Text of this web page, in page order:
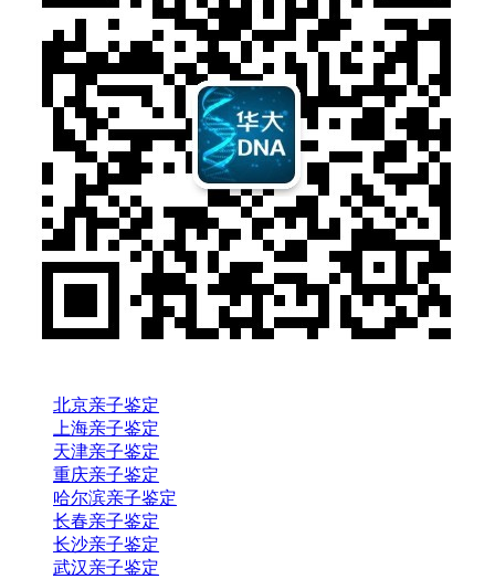
北京亲子鉴定
上海亲子鉴定
天津亲子鉴定
重庆亲子鉴定
哈尔滨亲子鉴定
长春亲子鉴定
长沙亲子鉴定
武汉亲子鉴定